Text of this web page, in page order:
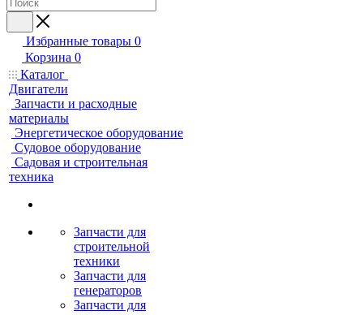
Избранные товары 0
Корзина 0
Каталог
Двигатели
Запчасти и расходные
материалы
Энергетическое оборудование
Судовое оборудование
Садовая и строительная
техника
Запчасти для
строительной
техники
Запчасти для
генераторов
Запчасти для